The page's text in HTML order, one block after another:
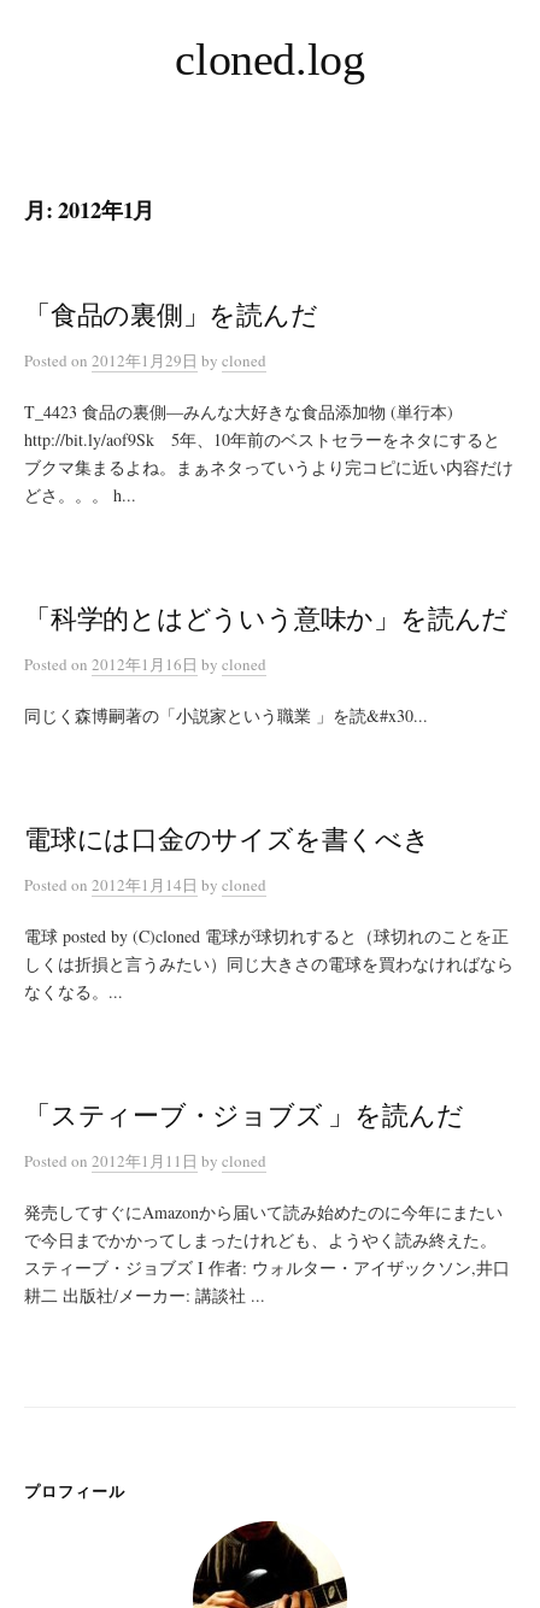
ス
プ
cloned.log
月:2012年1月
「食品の裏側」を読んだ
Posted on 2012年1月29日 by cloned
T_4423 食品の裏側―みんな大好きな食品添加物 (単行本)
http://bit.ly/aof9Sk 5年、10年前のベストセラーをネタにすると
ブクマ集まるよね。まぁネタっていうより完コピに近い内容だけ
どさ。。。 h...
「科学的とはどういう意味か」を読んだ
Posted on 2012年1月16日 by cloned
同じく森博嗣著の「小説家という職業 」を読&#x30...
電球には口金のサイズを書くべき
Posted on 2012年1月14日 by cloned
電球 posted by (C)cloned 電球が球切れすると（球切れのことを正
しくは折損と言うみたい）同じ大きさの電球を買わなければなら
なくなる。...
「スティーブ・ジョブズ 」を読んだ
Posted on 2012年1月11日 by cloned
発売してすぐにAmazonから届いて読み始めたのに今年にまたい
で今日までかかってしまったけれども、ようやく読み終えた。
スティーブ・ジョブズ I 作者: ウォルター・アイザックソン,井口
耕二 出版社/メーカー: 講談社 ...
プロフィール